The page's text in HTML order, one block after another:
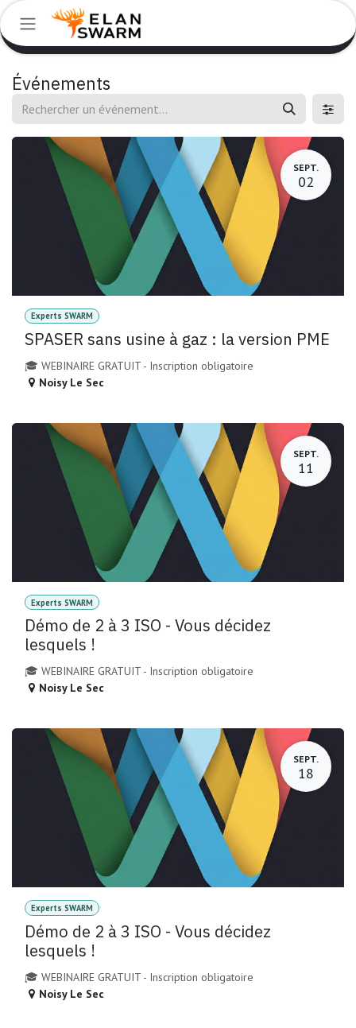
Se rendre au contenu
Événements
SEPT.
02
Experts SWARM
SPASER sans usine à gaz : la version PME
🎓 WEBINAIRE GRATUIT - Inscription obligatoire
Noisy Le Sec
SEPT.
11
Experts SWARM
Démo de 2 à 3 ISO - Vous décidez
lesquels !
🎓 WEBINAIRE GRATUIT - Inscription obligatoire
Noisy Le Sec
SEPT.
18
Experts SWARM
Démo de 2 à 3 ISO - Vous décidez
lesquels !
🎓 WEBINAIRE GRATUIT - Inscription obligatoire
Noisy Le Sec